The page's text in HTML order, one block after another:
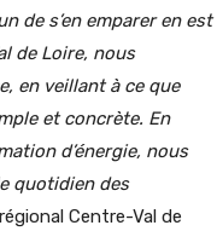
de s’en emparer en est
de Loire, nous
en veillant à ce que
et concrète. En
d’énergie, nous
quotidien des
Centre-Val de